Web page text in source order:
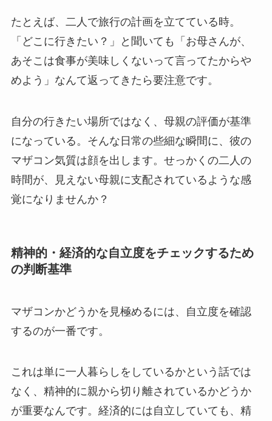
たとえば、二人で旅行の計画を立てている時。
「どこに行きたい？」と聞いても「お母さんが、
あそこは食事が美味しくないって言ってたからや
めよう」なんて返ってきたら要注意です。
自分の行きたい場所ではなく、母親の評価が基準
になっている。そんな日常の些細な瞬間に、彼の
マザコン気質は顔を出します。せっかくの二人の
時間が、見えない母親に支配されているような感
覚になりませんか？
精神的・経済的な自立度をチェックするため
の判断基準
マザコンかどうかを見極めるには、自立度を確認
するのが一番です。
これは単に一人暮らしをしているかという話では
なく、精神的に親から切り離されているかどうか
が重要なんです。経済的には自立していても、精